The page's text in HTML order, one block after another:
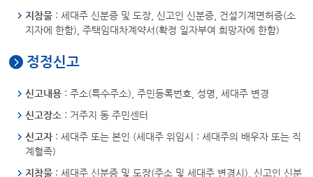
지참물 : 세대주 신분증 및 도장, 신고인 신분증, 건설기계면허증(소
지자에 한함), 주택임대차계약서(확정 일자부여 희망자에 한함)
정정신고
신고내용 : 주소(특수주소), 주민등록번호, 성명, 세대주 변경
신고장소 : 거주지 동 주민센터
신고자 : 세대주 또는 본인 (세대주 위임시 : 세대주의 배우자 또는 직
계혈족)
지참물 : 세대주 신분증 및 도장(주소 및 세대주 변경시), 신고인 신분